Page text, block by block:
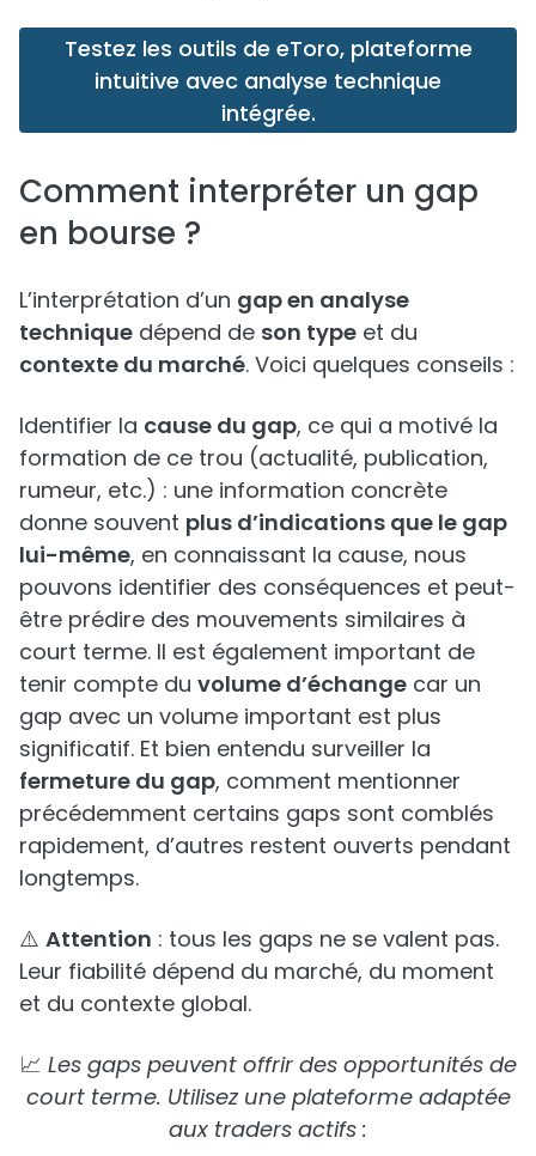
Testez les outils de eToro, plateforme
intuitive avec analyse technique
intégrée.
Comment interpréter un gap
en bourse ?
L’interprétation d’un gap en analyse
technique dépend de son type et du
contexte du marché. Voici quelques conseils :
Identifier la cause du gap, ce qui a motivé la
formation de ce trou (actualité, publication,
rumeur, etc.) : une information concrète
donne souvent plus d’indications que le gap
lui-même, en connaissant la cause, nous
pouvons identifier des conséquences et peut-
être prédire des mouvements similaires à
court terme. Il est également important de
tenir compte du volume d’échange car un
gap avec un volume important est plus
significatif. Et bien entendu surveiller la
fermeture du gap, comment mentionner
précédemment certains gaps sont comblés
rapidement, d’autres restent ouverts pendant
longtemps.
⚠️ Attention : tous les gaps ne se valent pas.
Leur fiabilité dépend du marché, du moment
et du contexte global.
📈 Les gaps peuvent offrir des opportunités de
court terme. Utilisez une plateforme adaptée
aux traders actifs :